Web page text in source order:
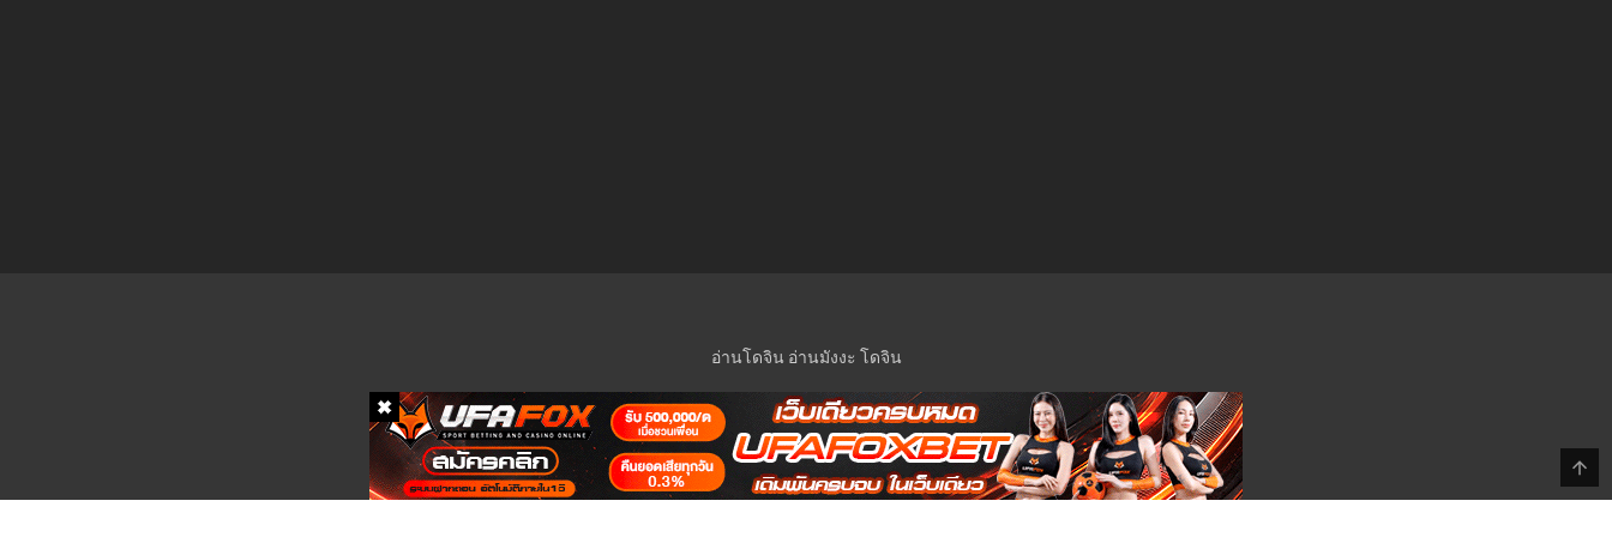
ตอนที่ 386 3 มิถุนายน 2025
อ่านโดจิน อ่านมังงะ โดจิน
© 2023 Manga-Lc Inc. All rights reserved